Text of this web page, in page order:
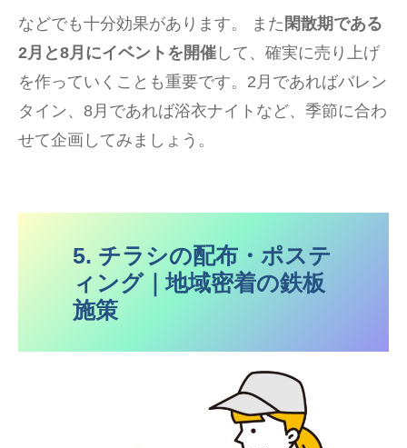
などでも十分効果があります。 また 閑散期である
2月と8月にイベントを開催 して、確実に売り上げ
を作っていくことも重要です。2月であればバレン
タイン、8月であれば浴衣ナイトなど、季節に合わ
せて企画してみましょう。
5. チラシの配布・ポステ
ィング｜地域密着の鉄板
施策